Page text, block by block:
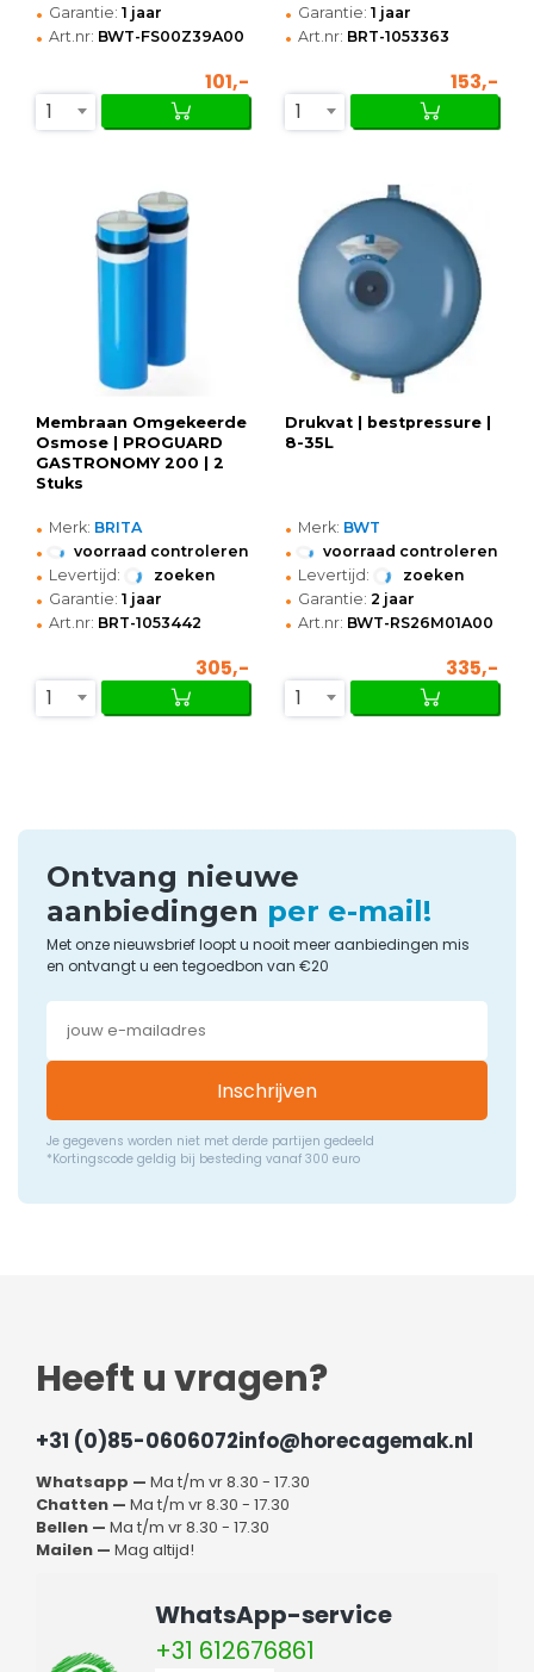
• Garantie: 1 jaar
• Art.nr: BWT-FS00Z39A00
101,-
1
• Garantie: 1 jaar
• Art.nr: BRT-1053363
153,-
1
Membraan Omgekeerde
Osmose | PROGUARD
GASTRONOMY 200 | 2
Stuks
• Merk: BRITA
• voorraad controleren
• Levertijd: zoeken
• Garantie: 1 jaar
• Art.nr: BRT-1053442
305,-
1
Drukvat | bestpressure |
8-35L
• Merk: BWT
• voorraad controleren
• Levertijd: zoeken
• Garantie: 2 jaar
• Art.nr: BWT-RS26M01A00
335,-
1
Ontvang nieuwe
aanbiedingen per e-mail!
Met onze nieuwsbrief loopt u nooit meer aanbiedingen mis
en ontvangt u een tegoedbon van €20
Inschrijven
Je gegevens worden niet met derde partijen gedeeld
*Kortingscode geldig bij besteding vanaf 300 euro
Heeft u vragen?
+31 (0)85-0606072info@horecagemak.nl
Whatsapp — Ma t/m vr 8.30 - 17.30
Chatten — Ma t/m vr 8.30 - 17.30
Bellen — Ma t/m vr 8.30 - 17.30
Mailen — Mag altijd!
WhatsApp-service
+31 612676861